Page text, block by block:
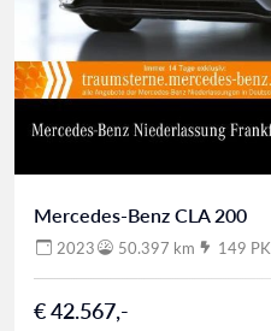
Mercedes-Benz CLA 200
2023 50.397 km 149 PK
€ 42.567,-